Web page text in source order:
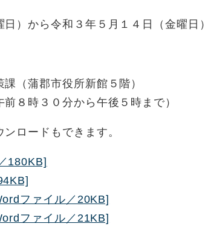
から令和３年５月１４日（金曜日）
蒲郡市役所新館５階）
時３０分から午後５時まで）
ードもできます。
180KB]
ファイル／20KB]
ファイル／21KB]